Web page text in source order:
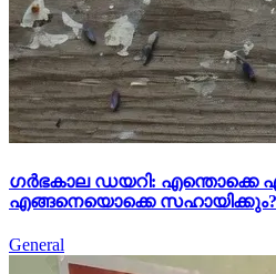
ഗർഭകാല ഡയറി: എന്തൊക്കെ
എങ്ങനെയൊക്കെ സഹായിക്കും?
General